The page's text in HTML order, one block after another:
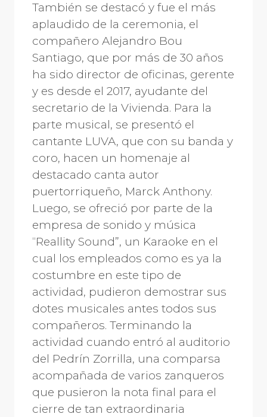
También se destacó y fue el más
aplaudido de la ceremonia, el
compañero Alejandro Bou
Santiago, que por más de 30 años
ha sido director de oficinas, gerente
y es desde el 2017, ayudante del
secretario de la Vivienda. Para la
parte musical, se presentó el
cantante LUVA, que con su banda y
coro, hacen un homenaje al
destacado canta autor
puertorriqueño, Marck Anthony.
Luego, se ofreció por parte de la
empresa de sonido y música
“Reallity Sound”, un Karaoke en el
cual los empleados como es ya la
costumbre en este tipo de
actividad, pudieron demostrar sus
dotes musicales antes todos sus
compañeros. Terminando la
actividad cuando entró al auditorio
del Pedrín Zorrilla, una comparsa
acompañada de varios zanqueros
que pusieron la nota final para el
cierre de tan extraordinaria